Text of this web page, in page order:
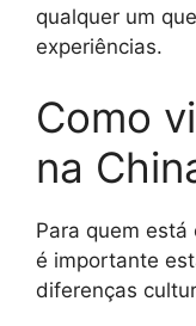
qualquer um
experiências.
Como
na
Para quem está
é importante
diferenças